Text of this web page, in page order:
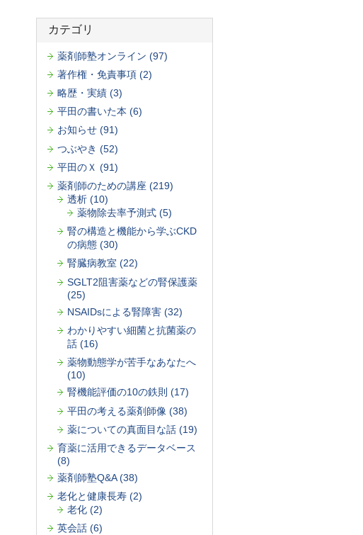
カテゴリ
薬剤師塾オンライン (97)
著作権・免責事項 (2)
略歴・実績 (3)
平田の書いた本 (6)
お知らせ (91)
つぶやき (52)
平田のＸ (91)
薬剤師のための講座 (219)
透析 (10)
薬物除去率予測式 (5)
腎の構造と機能から学ぶCKD
の病態 (30)
腎臓病教室 (22)
SGLT2阻害薬などの腎保護薬
(25)
NSAIDsによる腎障害 (32)
わかりやすい細菌と抗菌薬の
話 (16)
薬物動態学が苦手なあなたへ
(10)
腎機能評価の10の鉄則 (17)
平田の考える薬剤師像 (38)
薬についての真面目な話 (19)
育薬に活用できるデータベース
(8)
薬剤師塾Q&A (38)
老化と健康長寿 (2)
老化 (2)
英会話 (6)